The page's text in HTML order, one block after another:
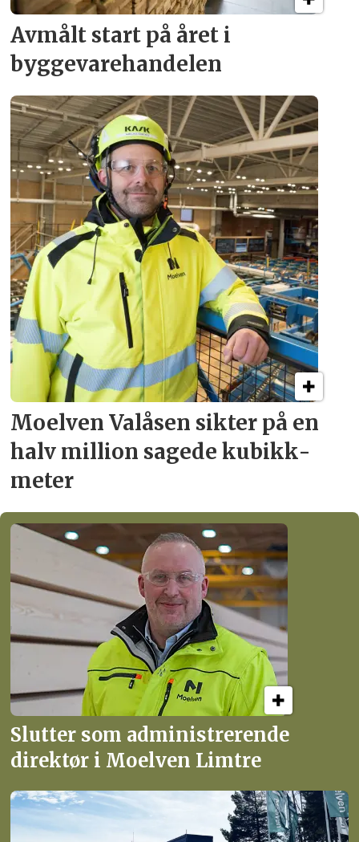
Avmålt start på året i
byggevare­handelen
Moelven Valåsen sikter på en
halv million sagede kubikk­
meter
Slutter som administrerende
direktør i Moelven Limtre